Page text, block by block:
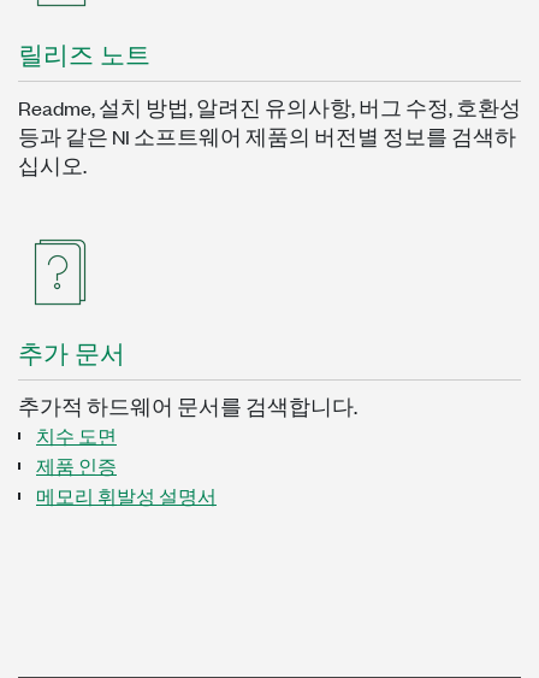
릴리즈 노트
Readme, 설치 방법, 알려진 유의사항, 버그 수정, 호환성
등과 같은 NI 소프트웨어 제품의 버전별 정보를 검색하
십시오.
추가 문서
추가적 하드웨어 문서를 검색합니다.
치수 도면
제품 인증
메모리 휘발성 설명서